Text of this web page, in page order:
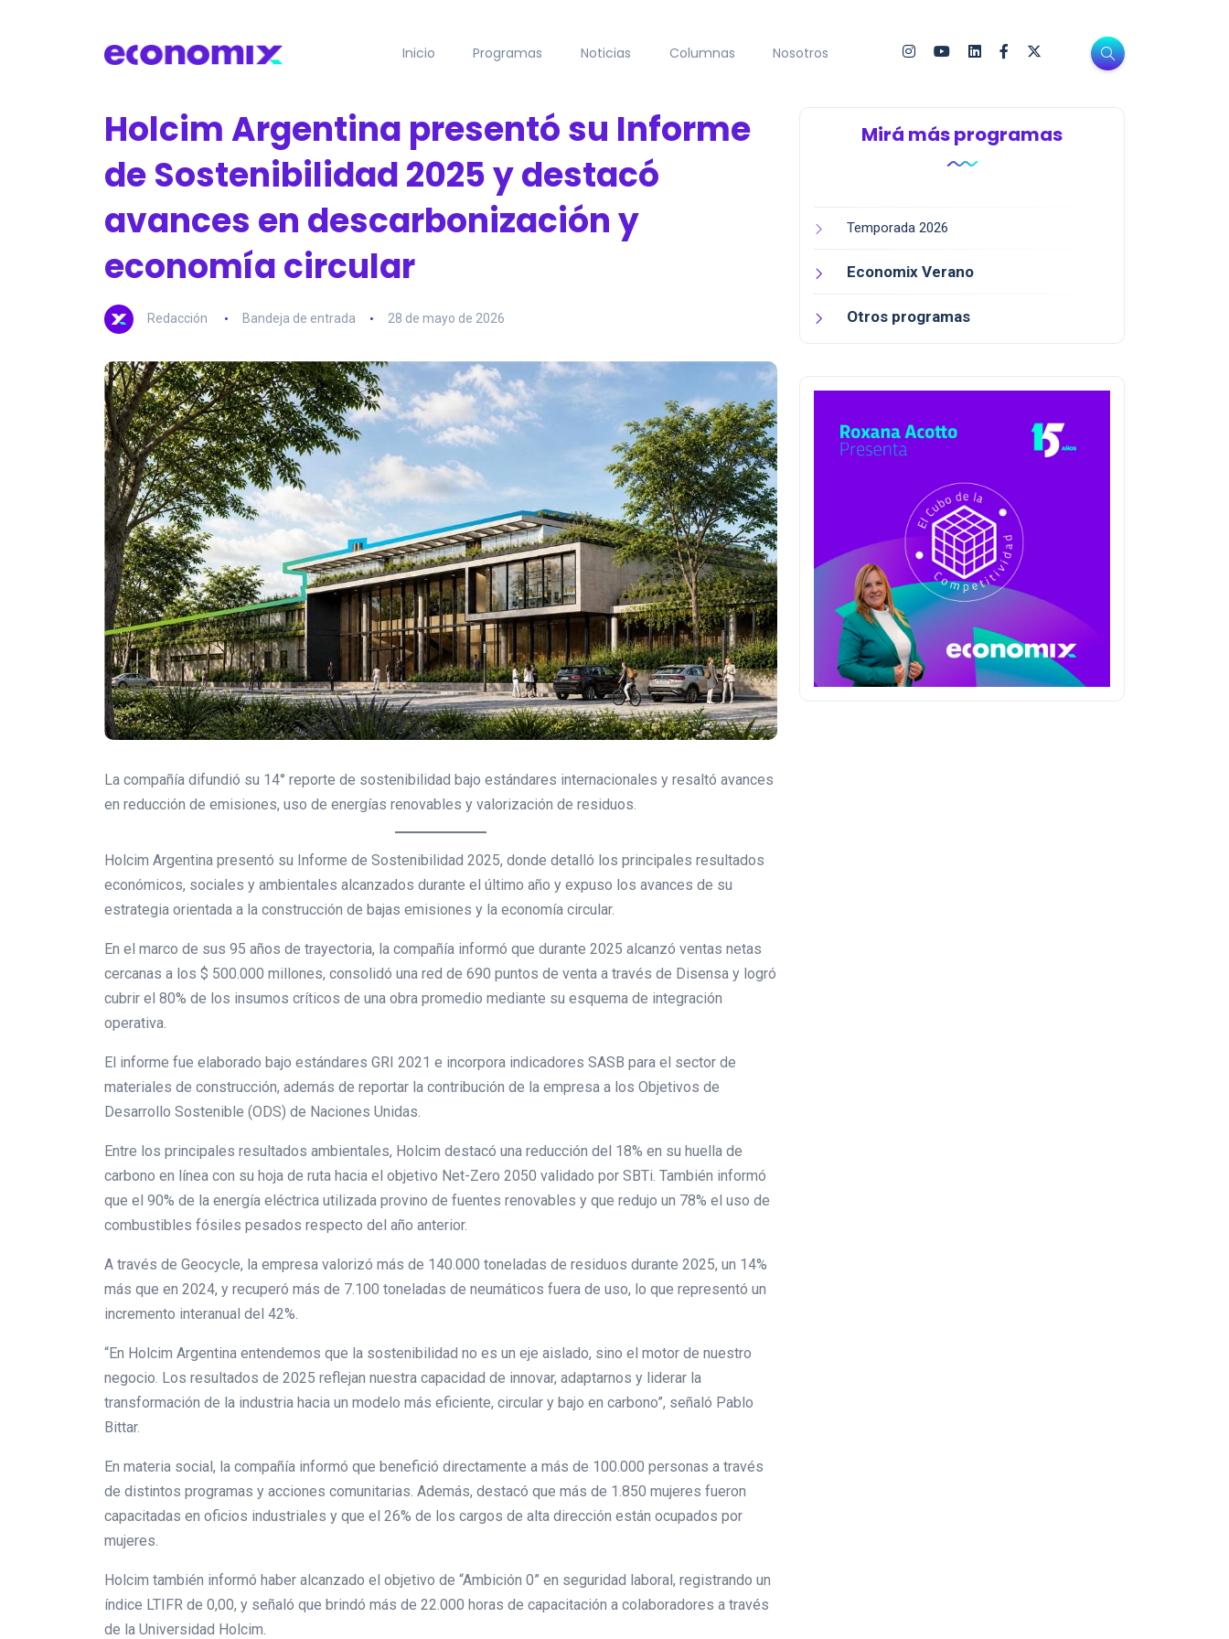
Inicio Programas Noticias Columnas Nosotros
Holcim Argentina presentó su Informe
de Sostenibilidad 2025 y destacó
avances en descarbonización y
economía circular
Redacción Bandeja de entrada 28 de mayo de 2026
La compañía difundió su 14° reporte de sostenibilidad bajo estándares internacionales y resaltó avances
en reducción de emisiones, uso de energías renovables y valorización de residuos.
Holcim Argentina presentó su Informe de Sostenibilidad 2025, donde detalló los principales resultados
económicos, sociales y ambientales alcanzados durante el último año y expuso los avances de su
estrategia orientada a la construcción de bajas emisiones y la economía circular.
En el marco de sus 95 años de trayectoria, la compañía informó que durante 2025 alcanzó ventas netas
cercanas a los $ 500.000 millones, consolidó una red de 690 puntos de venta a través de Disensa y logró
cubrir el 80% de los insumos críticos de una obra promedio mediante su esquema de integración
operativa.
El informe fue elaborado bajo estándares GRI 2021 e incorpora indicadores SASB para el sector de
materiales de construcción, además de reportar la contribución de la empresa a los Objetivos de
Desarrollo Sostenible (ODS) de Naciones Unidas.
Entre los principales resultados ambientales, Holcim destacó una reducción del 18% en su huella de
carbono en línea con su hoja de ruta hacia el objetivo Net-Zero 2050 validado por SBTi. También informó
que el 90% de la energía eléctrica utilizada provino de fuentes renovables y que redujo un 78% el uso de
combustibles fósiles pesados respecto del año anterior.
A través de Geocycle, la empresa valorizó más de 140.000 toneladas de residuos durante 2025, un 14%
más que en 2024, y recuperó más de 7.100 toneladas de neumáticos fuera de uso, lo que representó un
incremento interanual del 42%.
“En Holcim Argentina entendemos que la sostenibilidad no es un eje aislado, sino el motor de nuestro
negocio. Los resultados de 2025 reflejan nuestra capacidad de innovar, adaptarnos y liderar la
transformación de la industria hacia un modelo más eficiente, circular y bajo en carbono”, señaló Pablo
Bittar.
En materia social, la compañía informó que benefició directamente a más de 100.000 personas a través
de distintos programas y acciones comunitarias. Además, destacó que más de 1.850 mujeres fueron
capacitadas en oficios industriales y que el 26% de los cargos de alta dirección están ocupados por
mujeres.
Holcim también informó haber alcanzado el objetivo de “Ambición 0” en seguridad laboral, registrando un
índice LTIFR de 0,00, y señaló que brindó más de 22.000 horas de capacitación a colaboradores a través
de la Universidad Holcim.
Mirá más programas
Temporada 2026
Economix Verano
Otros programas